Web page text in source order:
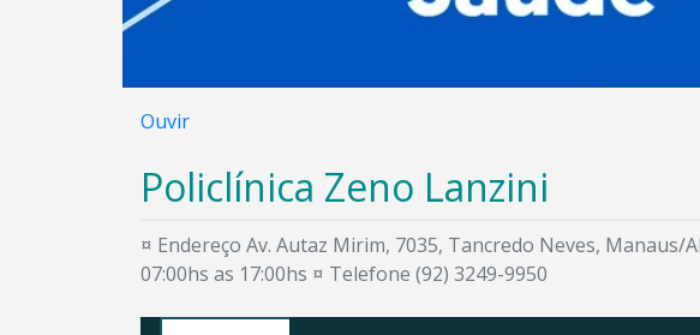
Ouvir
Policlínica Zeno Lanzini
¤ Endereço Av. Autaz Mirim, 7035, Tancredo Neves, Manaus/
07:00hs as 17:00hs ¤ Telefone (92) 3249-9950